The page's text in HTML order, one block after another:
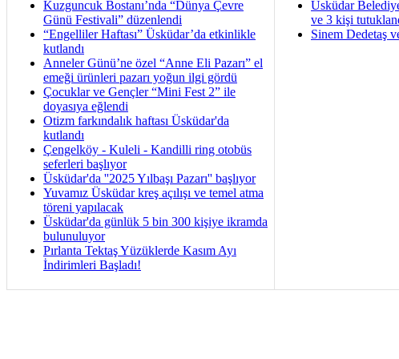
Kuzguncuk Bostanı’nda “Dünya Çevre
Günü Festivali” düzenlendi
“Engelliler Haftası” Üsküdar’da etkinlikle
kutlandı
Anneler Günü’ne özel “Anne Eli Pazarı” el
emeği ürünleri pazarı yoğun ilgi gördü
Çocuklar ve Gençler “Mini Fest 2” ile
doyasıya eğlendi
Otizm farkındalık haftası Üsküdar'da
kutlandı
Çengelköy - Kuleli - Kandilli ring otobüs
seferleri başlıyor
Üsküdar'da ''2025 Yılbaşı Pazarı'' başlıyor
Yuvamız Üsküdar kreş açılışı ve temel atma
töreni yapılacak
Üsküdar'da günlük 5 bin 300 kişiye ikramda
bulunuluyor
Pırlanta Tektaş Yüzüklerde Kasım Ayı
İndirimleri Başladı!
Üsküdar
ve 3 kişi
Sinem Dedetaş